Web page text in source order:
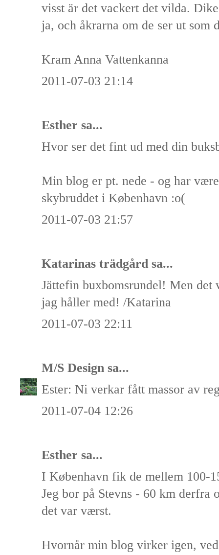
visst är det vackert det vilda.
ja, och åkrarna om de ser ut som
Kram Anna Vattenkanna
2011-07-03 21:14
Esther sa...
Hvor ser det fint ud med din
Min blog er pt. nede - og har
skybruddet i København :o(
2011-07-03 21:57
Katarinas trädgård sa...
Jättefin buxbomsrundel! Men det
jag håller med! /Katarina
2011-07-03 22:11
M/S Design sa...
Ester: Ni verkar fått massor av
2011-07-04 12:26
Esther sa...
I København fik de mellem 100-
Jeg bor på Stevns - 60 km derfra
det var værst.
Hvornår min blog virker igen,